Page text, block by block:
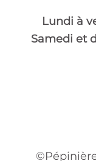
Lundi à
Samedi et